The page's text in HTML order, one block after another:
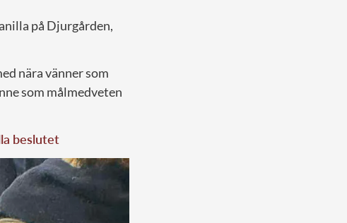
på Djurgården,
nära vänner som
som målmedveten
beslutet